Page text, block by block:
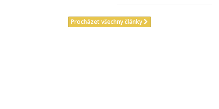
Procházet všechny články